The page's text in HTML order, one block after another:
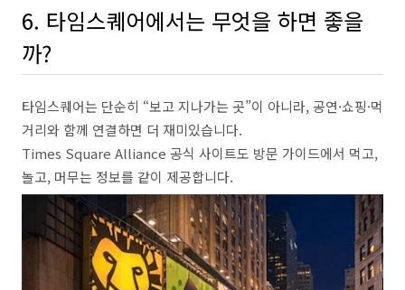
6. 타임스퀘어에서는 무엇을 하면 좋을
까?
타임스퀘어는 단순히 “보고 지나가는 곳”이 아니라, 공연·쇼핑·먹
거리와 함께 연결하면 더 재미있습니다.
Times Square Alliance 공식 사이트도 방문 가이드에서 먹고,
놀고, 머무는 정보를 같이 제공합니다.